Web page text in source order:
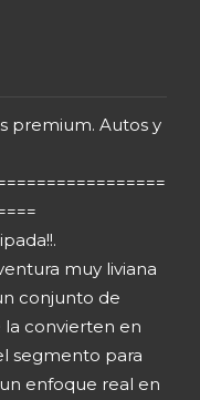
premium. Autos y
muy liviana
conjunto de
la convierten en
segmento para
enfoque real en